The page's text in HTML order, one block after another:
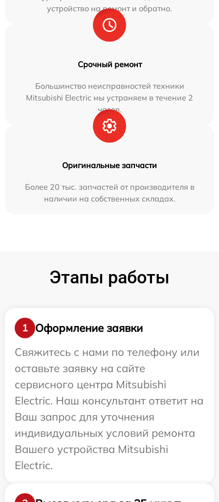
устройство на ремонт и обратно.
Срочный ремонт
Большинство неисправностей техники
Mitsubishi Electric мы устраняем в течение 2
часов.
Оригинальные запчасти
Более 20 тыс. запчастей от производителя в
наличии на собственных складах.
Этапы работы
1
Оформление заявки
Свяжитесь с нами по телефону или
оставьте заявку на сайте
сервисного центра Mitsubishi
Electric. Наш консультант ответит на
Ваш запрос для уточнения
индивидуальных условий ремонта
Вашего устройства Mitsubishi
Electric.